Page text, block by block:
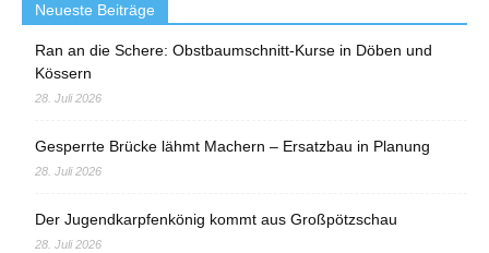
Neueste Beiträge
Ran an die Schere: Obstbaumschnitt-Kurse in Döben und
Kössern
28. Juli 2026
Gesperrte Brücke lähmt Machern – Ersatzbau in Planung
28. Juli 2026
Der Jugendkarpfenkönig kommt aus Großpötzschau
28. Juli 2026